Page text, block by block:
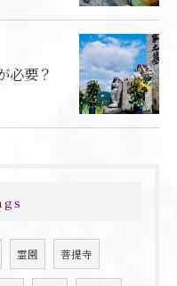
必要？
霊園 菩提寺